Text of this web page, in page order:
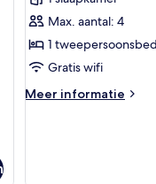
Max. aantal: 4
1
Gratis wifi
Meer informatie
Meer